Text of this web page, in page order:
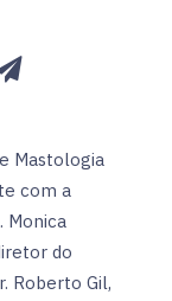
Mastologia
com a
Monica
do
Roberto Gil,